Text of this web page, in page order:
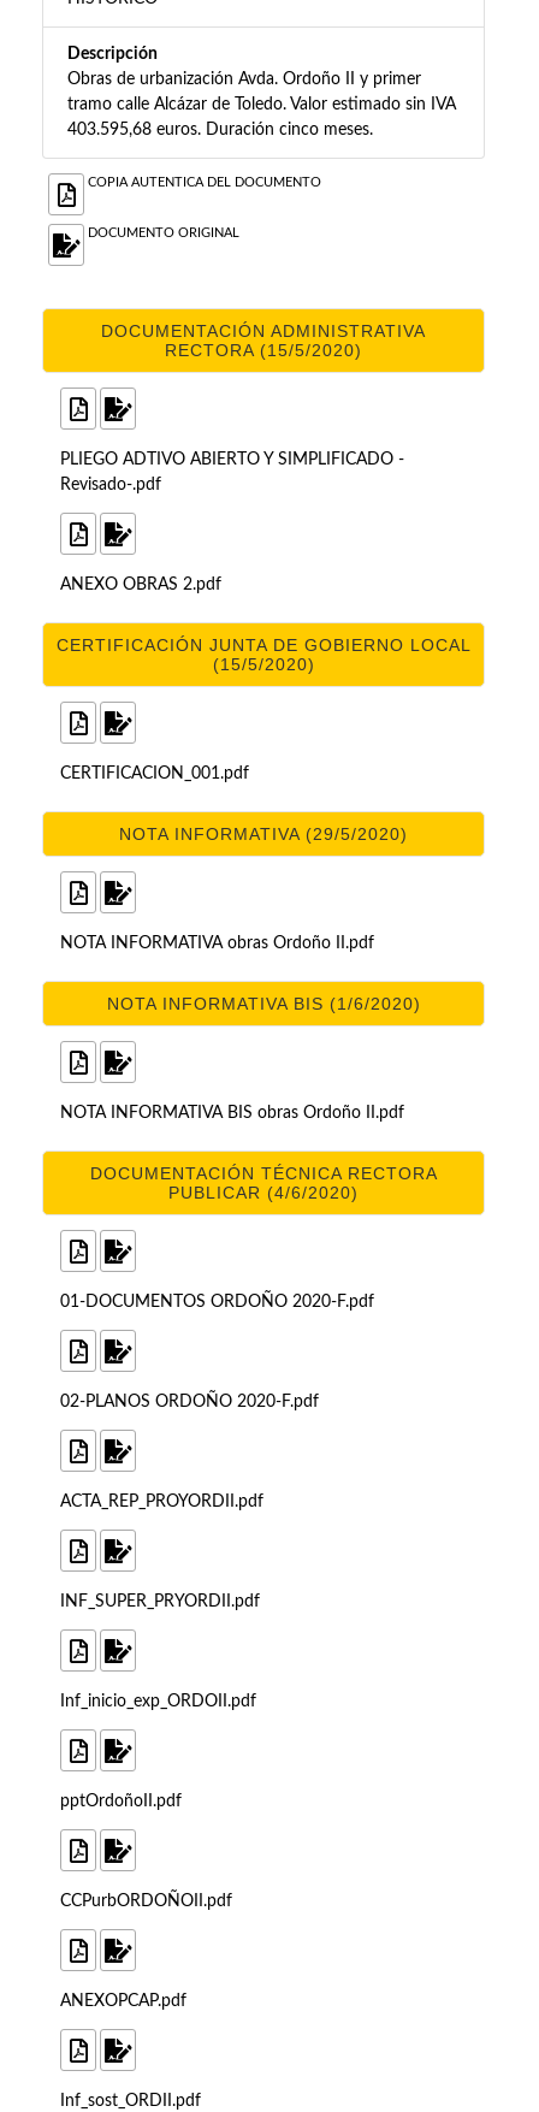
Descripción
Obras de urbanización Avda. Ordoño II y primer
tramo calle Alcázar de Toledo. Valor estimado sin IVA
403.595,68 euros. Duración cinco meses.
COPIA AUTENTICA DEL DOCUMENTO
DOCUMENTO ORIGINAL
DOCUMENTACIÓN ADMINISTRATIVA
RECTORA (15/5/2020)
PLIEGO ADTIVO ABIERTO Y SIMPLIFICADO -
Revisado-.pdf
ANEXO OBRAS 2.pdf
CERTIFICACIÓN JUNTA DE GOBIERNO LOCAL
(15/5/2020)
CERTIFICACION_001.pdf
NOTA INFORMATIVA (29/5/2020)
NOTA INFORMATIVA obras Ordoño II.pdf
NOTA INFORMATIVA BIS (1/6/2020)
NOTA INFORMATIVA BIS obras Ordoño II.pdf
DOCUMENTACIÓN TÉCNICA RECTORA
PUBLICAR (4/6/2020)
01-DOCUMENTOS ORDOÑO 2020-F.pdf
02-PLANOS ORDOÑO 2020-F.pdf
ACTA_REP_PROYORDII.pdf
INF_SUPER_PRYORDII.pdf
Inf_inicio_exp_ORDOII.pdf
pptOrdoñoII.pdf
CCPurbORDOÑOII.pdf
ANEXOPCAP.pdf
Inf_sost_ORDII.pdf